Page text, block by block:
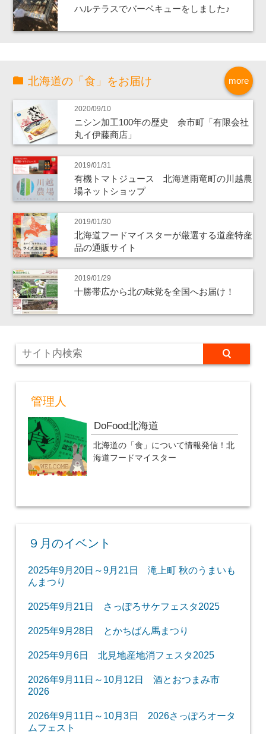
ハルテラスでバーベキューをしました♪
more
北海道の「食」をお届け
2020/09/10
ニシン加工100年の歴史 余市町「有限会社
丸イ伊藤商店」
2019/01/31
有機トマトジュース 北海道雨竜町の川越農
場ネットショップ
2019/01/30
北海道フードマイスターが厳選する道産特産
品の通販サイト
2019/01/29
十勝帯広から北の味覚を全国へお届け！
管理人
DoFood北海道
北海道の「食」について情報発信！北
海道フードマイスター
９月のイベント
2025年9月20日～9月21日 滝上町 秋のうまいも
んまつり
2025年9月21日 さっぽろサケフェスタ2025
2025年9月28日 とかちばん馬まつり
2025年9月6日 北見地産地消フェスタ2025
2026年9月11日～10月12日 酒とおつまみ市
2026
2026年9月11日～10月3日 2026さっぽろオータ
ムフェスト